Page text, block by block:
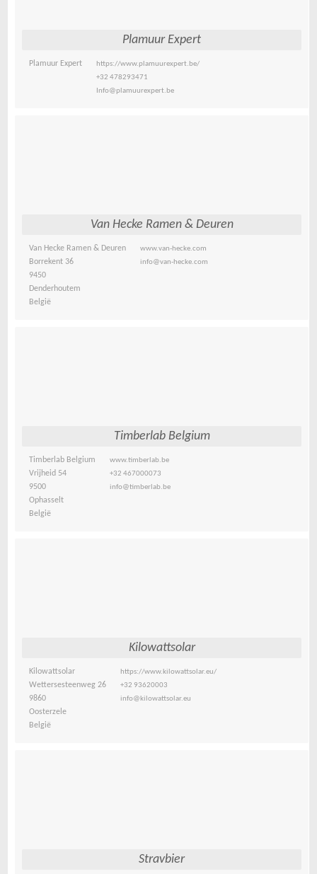
Plamuur Expert
Plamuur Expert
https://www.plamuurexpert.be/
+32 478293471
Info@plamuurexpert.be
Van Hecke Ramen & Deuren
Van Hecke Ramen & Deuren
Borrekent 36
9450
Denderhoutem
België
www.van-hecke.com
info@van-hecke.com
Timberlab Belgium
Timberlab Belgium
Vrijheid 54
9500
Ophasselt
België
www.timberlab.be
+32 467000073
info@timberlab.be
Kilowattsolar
Kilowattsolar
Wettersesteenweg 26
9860
Oosterzele
België
https://www.kilowattsolar.eu/
+32 93620003
info@kilowattsolar.eu
Stravbier